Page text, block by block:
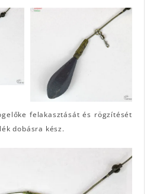
felakasztását és rögzítését
dobásra kész.